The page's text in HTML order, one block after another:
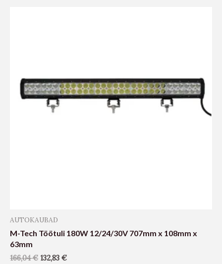
AUTOKAUBAD
M-Tech Töötuli 180W 12/24/30V 707mm x 108mm x
63mm
166,04€ 132,83 €